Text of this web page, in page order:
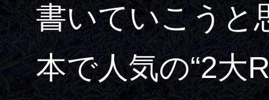
書いていこうと
本で人気の“2大